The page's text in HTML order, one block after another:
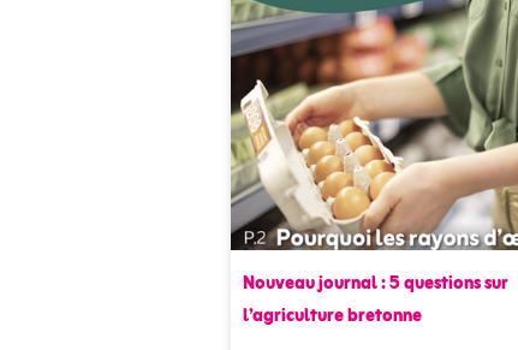
Nouveau journal : 5 questions sur
l’agriculture bretonne